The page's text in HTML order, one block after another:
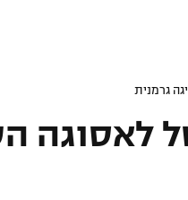
מכבי
גרמנית